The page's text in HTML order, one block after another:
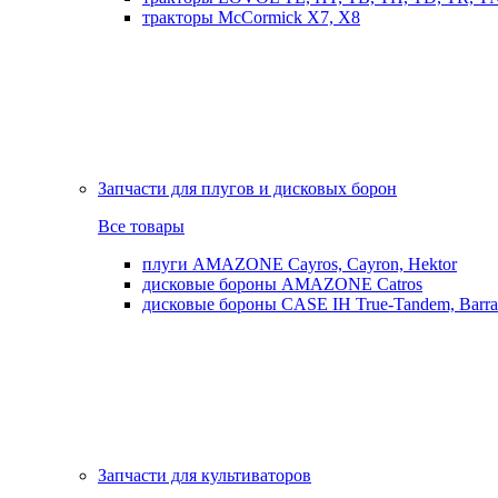
тракторы McCormick X7, X8
Запчасти для плугов и дисковых борон
Все товары
плуги AMAZONE Cayros, Cayron, Hektor
дисковые бороны AMAZONE Catros
дисковые бороны CASE IH True-Tandem,
Запчасти для культиваторов